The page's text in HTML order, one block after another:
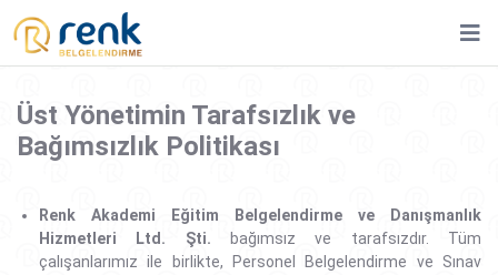
Üst Yönetimin Tarafsızlık ve
Bağımsızlık Politikası
Renk Akademi Eğitim Belgelendirme ve Danışmanlık
Hizmetleri Ltd. Şti. bağımsız ve tarafsızdır. Tüm
çalışanlarımız ile birlikte, Personel Belgelendirme ve Sınav